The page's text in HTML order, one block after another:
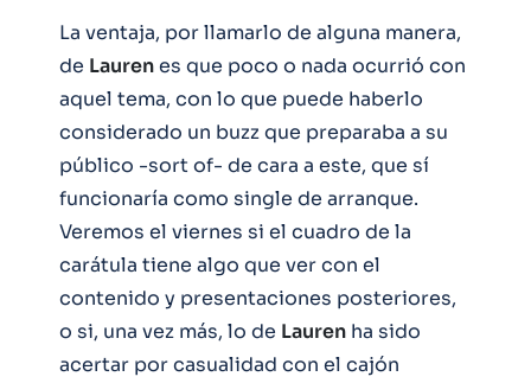
La ventaja, por llamarlo de alguna manera,
de Laurenes que poco o nada ocurrió con
aquel tema, con lo que puede haberlo
considerado un buzz que preparaba a su
público -sort of- de cara a este, que sí
funcionaría como single de arranque.
Veremos el viernes si el cuadro de la
carátula tiene algo que ver con el
contenido y presentaciones posteriores,
o si, una vez más, lo de Lauren ha sido
acertar por casualidad con el cajón